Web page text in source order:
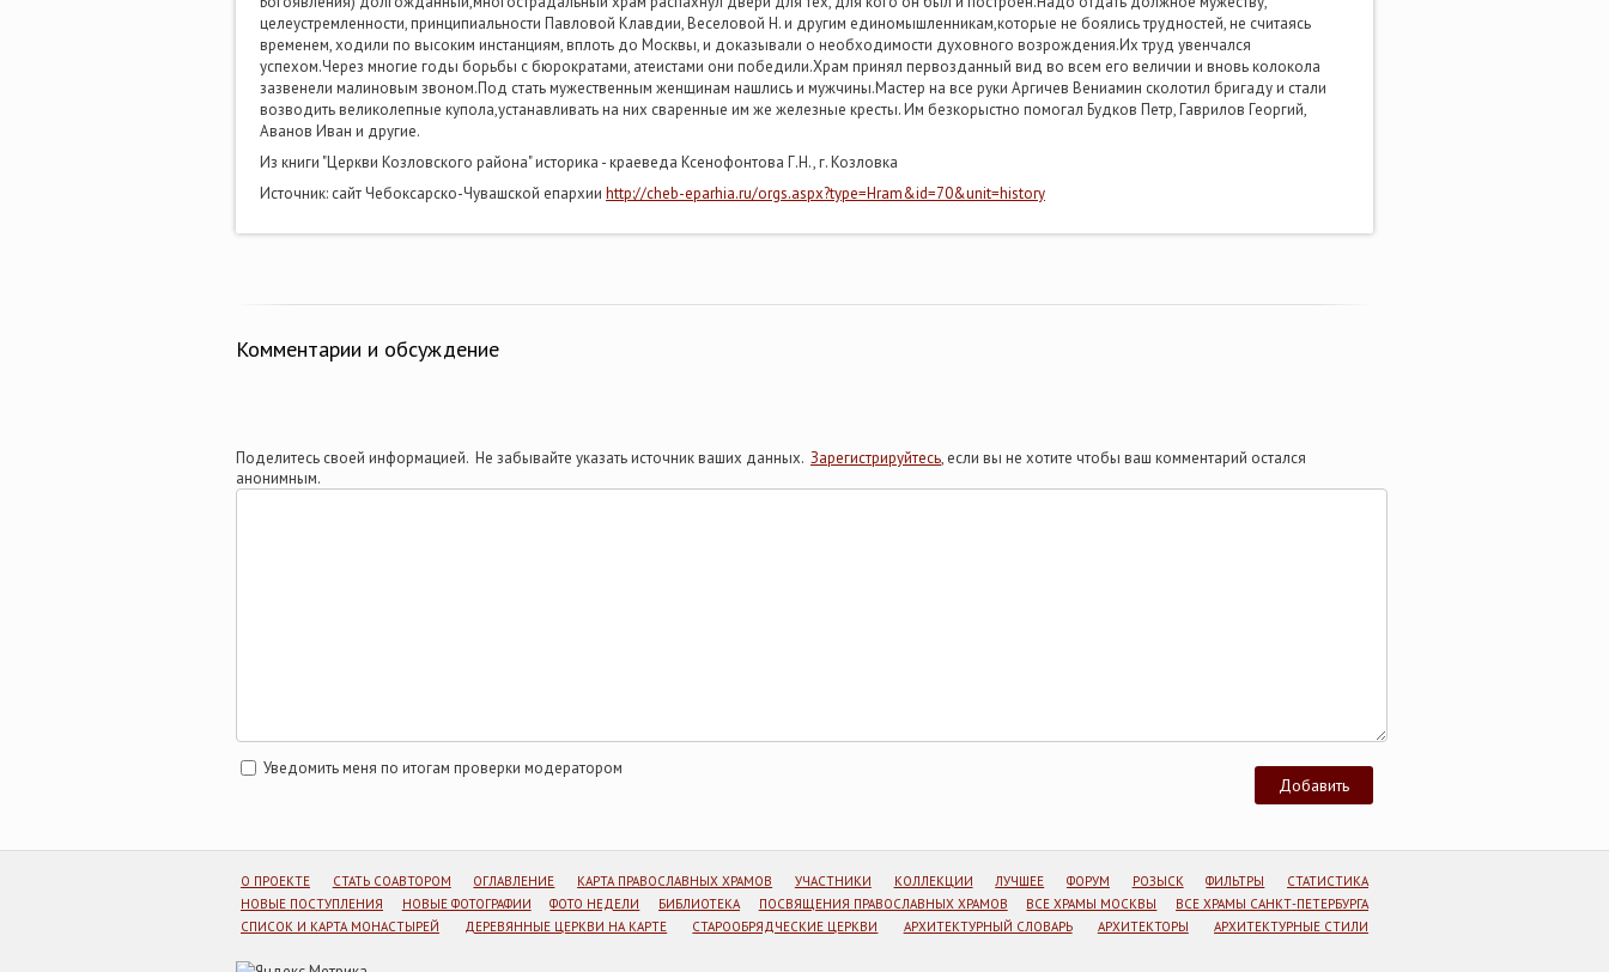
целеустремленности, принципиальности Павловой Клавдии, Веселовой Н. и другим единомышленникам,которые не боялись трудностей, не считаясь
временем, ходили по высоким инстанциям, вплоть до Москвы, и доказывали о необходимости духовного возрождения.Их труд увенчался
успехом.Через многие годы борьбы с бюрократами, атеистами они победили.Храм принял первозданный вид во всем его величии и вновь колокола
зазвенели малиновым звоном.Под стать мужественным женщинам нашлись и мужчины.Мастер на все руки Аргичев Вениамин сколотил бригаду и стали
возводить великолепные купола,устанавливать на них сваренные им же железные кресты. Им безкорыстно помогал Будков Петр, Гаврилов Георгий,
Аванов Иван и другие.
Из книги "Церкви Козловского района" историка - краеведа Ксенофонтова Г.Н., г. Козловка
Источник: сайт Чебоксарско-Чувашской епархии http://cheb-eparhia.ru/orgs.aspx?type=Hram&id=70&unit=history
Комментарии и обсуждение
Поделитесь своей информацией. Не забывайте указать источник ваших данных. Зарегистрируйтесь, если вы не хотите чтобы ваш комментарий остался
анонимным.
Уведомить меня по итогам проверки модератором
О ПРОЕКТЕ СТАТЬ СОАВТОРОМ ОГЛАВЛЕНИЕ КАРТА ПРАВОСЛАВНЫХ ХРАМОВ УЧАСТНИКИ КОЛЛЕКЦИИ ЛУЧШЕЕ ФОРУМ РОЗЫСК ФИЛЬТРЫ
СТАТИСТИКА
НОВЫЕ ПОСТУПЛЕНИЯ
НОВЫЕ ФОТОГРАФИИ ФОТО НЕДЕЛИ БИБЛИОТЕКА ПОСВЯЩЕНИЯ ПРАВОСЛАВНЫХ ХРАМОВ ВСЕ ХРАМЫ МОСКВЫ
ВСЕ ХРАМЫ САНКТ-ПЕТЕРБУРГА
СПИСОК И КАРТА МОНАСТЫРЕЙ
ДЕРЕВЯННЫЕ ЦЕРКВИ НА КАРТЕ СТАРООБРЯДЧЕСКИЕ ЦЕРКВИ АРХИТЕКТУРНЫЙ СЛОВАРЬ АРХИТЕКТОРЫ АРХИТЕКТУРНЫЕ СТИЛИ